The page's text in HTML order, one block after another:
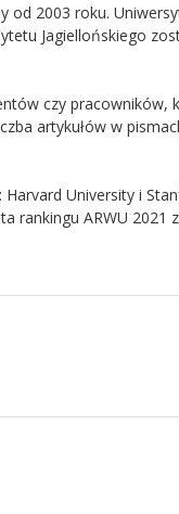
2003 roku.
Jagiellońskiego
czy
artykułów w
University i
rankingu ARWU 2021